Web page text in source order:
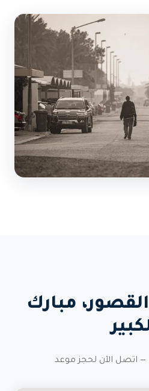
مبارك
— اتصل الآن لحجز موعد